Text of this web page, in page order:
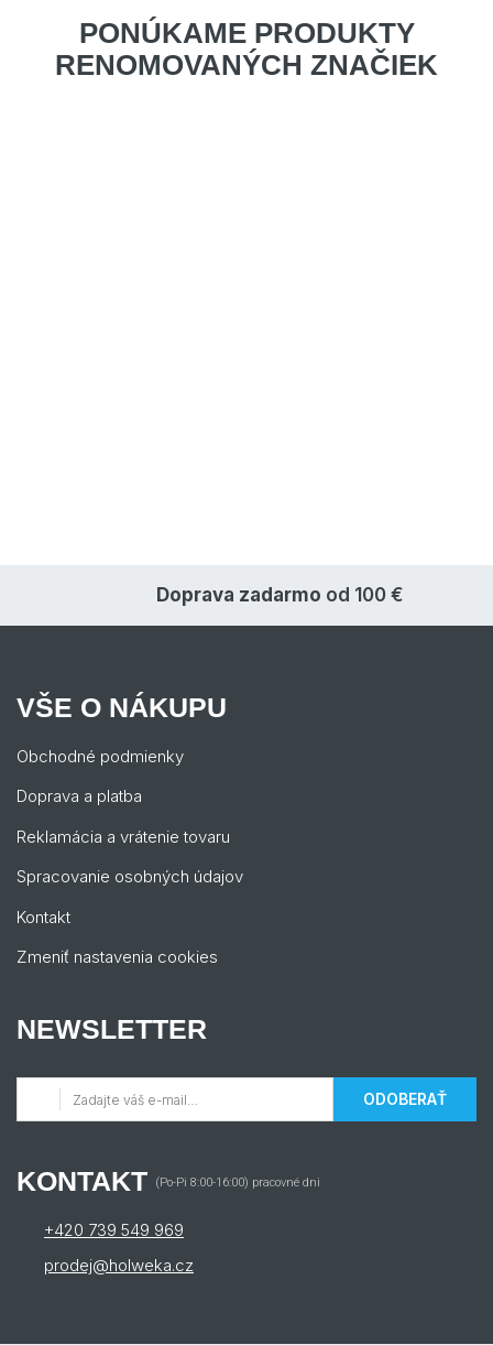
PONÚKAME PRODUKTY
RENOMOVANÝCH ZNAČIEK
Doprava zadarmo od 100 €
VŠE O NÁKUPU
Obchodné podmienky
Doprava a platba
Reklamácia a vrátenie tovaru
Spracovanie osobných údajov
Kontakt
Zmeniť nastavenia cookies
NEWSLETTER
ODOBERAŤ
KONTAKT (Po-Pi 8:00-16:00) pracovné dni
+420 739 549 969
prodej@holweka.cz